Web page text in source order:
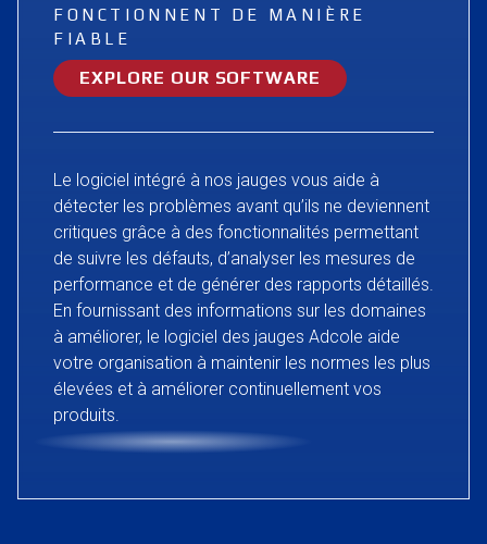
FONCTIONNENT DE MANIÈRE
FIABLE
EXPLORE OUR SOFTWARE
Le logiciel intégré à nos jauges vous aide à
détecter les problèmes avant qu’ils ne deviennent
critiques grâce à des fonctionnalités permettant
de suivre les défauts, d’analyser les mesures de
performance et de générer des rapports détaillés.
En fournissant des informations sur les domaines
à améliorer, le logiciel des jauges Adcole aide
votre organisation à maintenir les normes les plus
élevées et à améliorer continuellement vos
produits.